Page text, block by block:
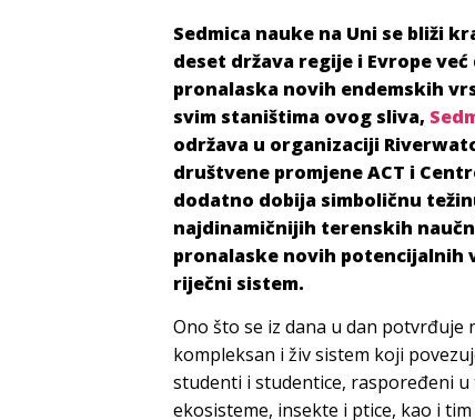
Sedmica nauke na Uni se bliži
deset država regije i Evrope
pronalaska novih endemskih
svim staništima ovog sliva,
održava u organizaciji
društvene promjene ACT i
dodatno dobija simboličnu
najdinamičnijih terenskih
pronalaske novih potencijalnih
riječni sistem.
Ono što se iz dana u dan potvrđuje
kompleksan i živ sistem koji
studenti i studentice, raspoređeni
ekosisteme, insekte i ptice, kao i